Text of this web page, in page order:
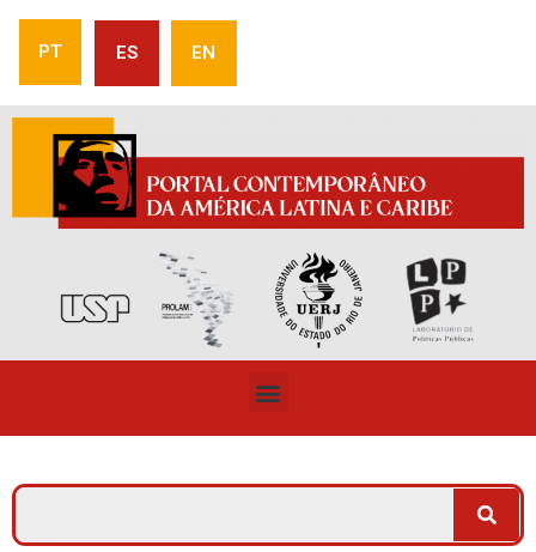
PT ES EN